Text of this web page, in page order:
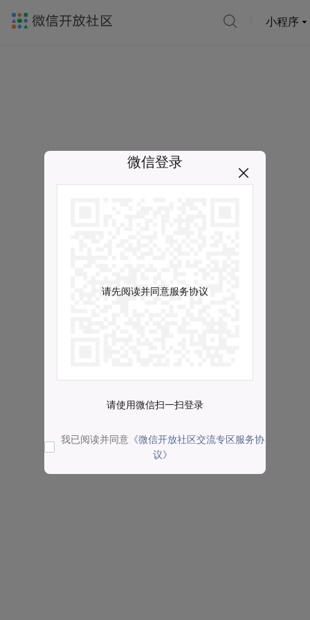
小程序
微信登录
请先阅读并同意服务协议
请使用微信扫一扫登录
我已阅读并同意 《微信开放社区交流专区服务协
议》